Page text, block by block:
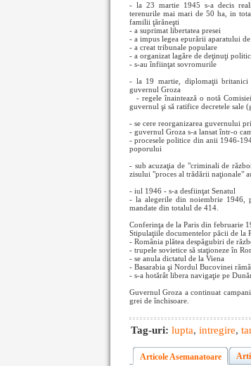
- la 23 martie 1945 s-a decis
terenurile mai mari de 50 ha, in
familii ţărăneşti
- a suprimat libertatea presei
- a impus legea epurării aparatului
- a creat tribunale populare
- a organizat lagăre de deţinuţi
- s-au înfiinţat sovromurile
- la 19 martie, diplomaţii britanici
guvernul Groza
- regele înaintează o notă
guvernul şi să ratifice decretele sale
- se cere reorganizarea guvernului
- guvernul Groza s-a lansat într-o
- procesele politice din anii 1946-
poporului
- sub acuzaţia de "criminali de
zisului "proces al trădării naţionale"
- iul 1946 - s-a desfiinţat Senatul
- la alegerile din noiembrie 1946,
mandate din totalul de 414.
Conferinţa de la Paris din februarie
Stipulaţiile documentelor păcii de la
- România plătea despăgubiri de
- trupele sovietice să staţioneze în
- se anula dictatul de la Viena
- Basarabia şi Nordul Bucovinei
- s-a hotărât libera navigaţie pe
Guvernul Groza a continuat
grei de închisoare.
Tag-uri: lupta, intregire,
Articole Asemanatoare